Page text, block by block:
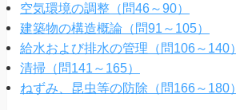
空気環境の調整（問46～90）
建築物の構造概論（問91～105）
給水および排水の管理（問106～140）
清掃（問141～165）
ねずみ、昆虫等の防除（問166～180）